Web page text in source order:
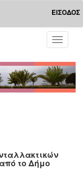
ΕΙΣΟΔΟΣ
Toggle
το Δήμο